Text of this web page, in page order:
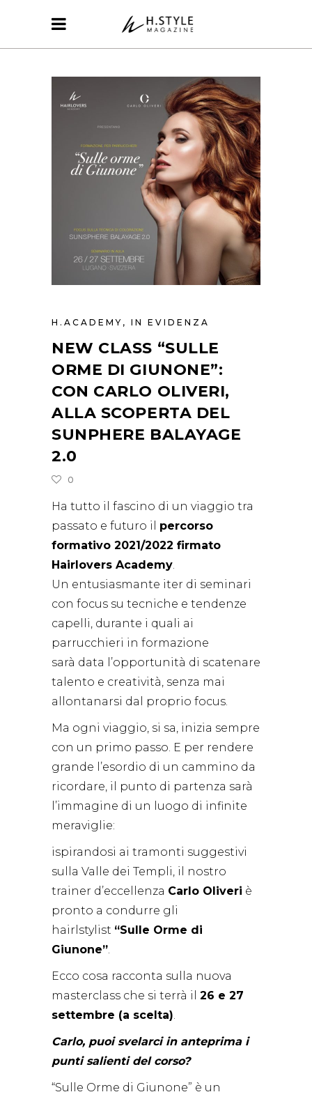
H.ACADEMY , IN EVIDENZA
NEW CLASS “SULLE
ORME DI GIUNONE”:
CON CARLO OLIVERI,
ALLA SCOPERTA DEL
SUNPHERE BALAYAGE
2.0
0
Ha tutto il fascino di un viaggio tra
passato e futuro il percorso
formativo 2021/2022 firmato
Hairlovers Academy.
Un entusiasmante iter di seminari
con focus su tecniche e tendenze
capelli, durante i quali ai
parrucchieri in formazione
sarà data l’opportunità di scatenare
talento e creatività, senza mai
allontanarsi dal proprio focus.
Ma ogni viaggio, si sa, inizia sempre
con un primo passo. E per rendere
grande l’esordio di un cammino da
ricordare, il punto di partenza sarà
l’immagine di un luogo di infinite
meraviglie:
ispirandosi ai tramonti suggestivi
sulla Valle dei Templi, il nostro
trainer d’eccellenza Carlo Oliveri è
pronto a condurre gli
hairlstylist “Sulle Orme di
Giunone”.
Ecco cosa racconta sulla nuova
masterclass che si terrà il 26 e 27
settembre (a scelta).
Carlo, puoi svelarci in anteprima i
punti salienti del corso?
“Sulle Orme di Giunone” è un